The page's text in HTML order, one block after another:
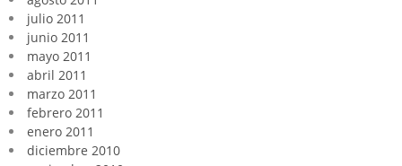
julio 2011
junio 2011
mayo 2011
abril 2011
marzo 2011
febrero 2011
enero 2011
diciembre 2010